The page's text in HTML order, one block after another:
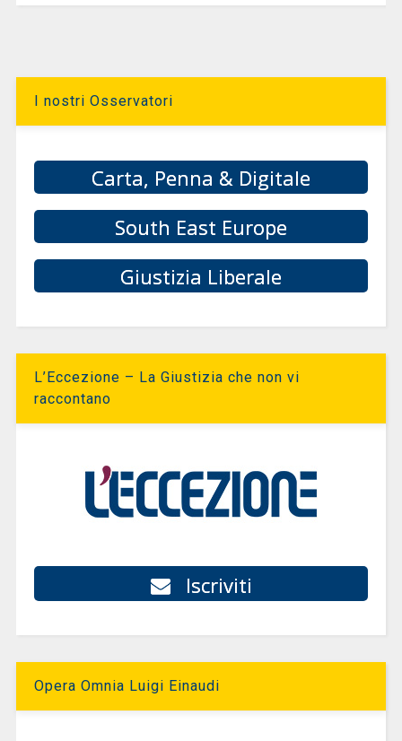
I nostri Osservatori
Carta, Penna & Digitale
South East Europe
Giustizia Liberale
L’Eccezione – La Giustizia che non vi
raccontano
Iscriviti
Opera Omnia Luigi Einaudi